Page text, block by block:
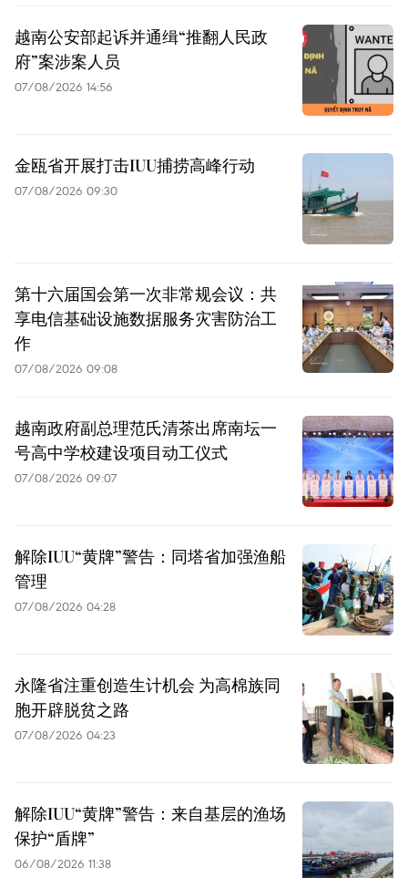
越南公安部起诉并通缉“推翻人民政
府”案涉案人员
07/08/2026 14:56
金瓯省开展打击IUU捕捞高峰行动
07/08/2026 09:30
第十六届国会第一次非常规会议：共
享电信基础设施数据服务灾害防治工
作
07/08/2026 09:08
越南政府副总理范氏清茶出席南坛一
号高中学校建设项目动工仪式
07/08/2026 09:07
解除IUU“黄牌”警告：同塔省加强渔船
管理
07/08/2026 04:28
永隆省注重创造生计机会 为高棉族同
胞开辟脱贫之路
07/08/2026 04:23
解除IUU“黄牌”警告：来自基层的渔场
保护“盾牌”
06/08/2026 11:38